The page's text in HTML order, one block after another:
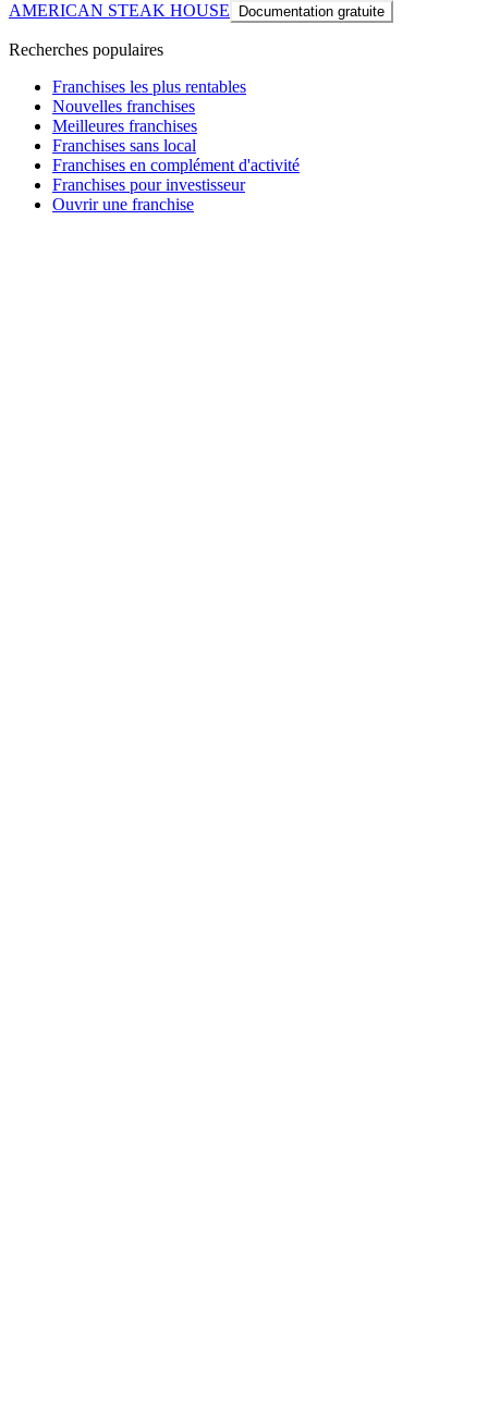
AMERICAN STEAK HOUSE Documentation gratuite
Recherches populaires
Franchises les plus rentables
Nouvelles franchises
Meilleures franchises
Franchises sans local
Franchises en complément d'activité
Franchises pour investisseur
Ouvrir une franchise